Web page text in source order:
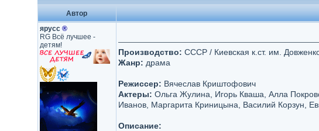
Автор
ярусс ®
RG Всё лучшее -
детям!
Производство: СССР / Киевская к.ст. им.
Жанр: драма
Режиссер: Вячеслав Криштофович
Актеры: Ольга Жулина, Игорь Кваша, Алла
Иванов, Маргарита Криницына, Василий Корзун,
Описание: